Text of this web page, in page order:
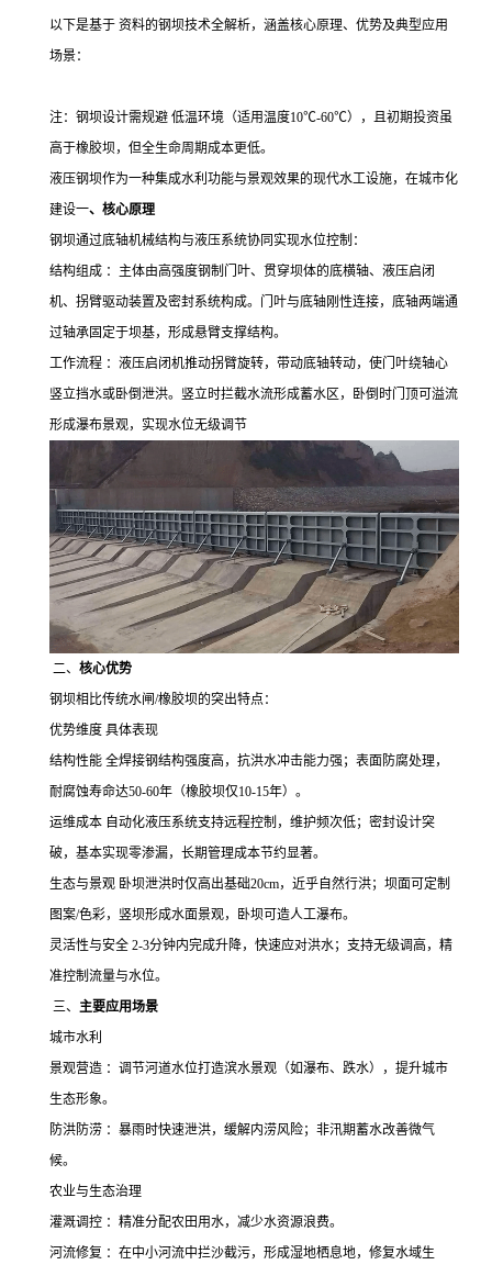
以下是基于 资料的钢坝技术全解析，涵盖核心原理、优势及典型应用
场景：
注：钢坝设计需规避 低温环境（适用温度10℃-60℃），且初期投资虽
高于橡胶坝，但全生命周期成本更低。
液压钢坝作为一种集成水利功能与景观效果的现代水工设施，在城市化
建设一、核心原理
钢坝通过底轴机械结构与液压系统协同实现水位控制：
结构组成 ：主体由高强度钢制门叶、贯穿坝体的底横轴、液压启闭
机、拐臂驱动装置及密封系统构成。门叶与底轴刚性连接，底轴两端通
过轴承固定于坝基，形成悬臂支撑结构。
工作流程 ：液压启闭机推动拐臂旋转，带动底轴转动，使门叶绕轴心
竖立挡水或卧倒泄洪。竖立时拦截水流形成蓄水区，卧倒时门顶可溢流
形成瀑布景观，实现水位无级调节
二、 核心优势
钢坝相比传统水闸 /橡胶坝的突出特点：
优势维度 具体表现
结构性能 全焊接钢结构强度高，抗洪水冲击能力强；表面防腐处理，
耐腐蚀寿命达50-60年（橡胶坝仅10-15年）。
运维成本 自动化液压系统支持远程控制，维护频次低；密封设计突
破，基本实现零渗漏，长期管理成本节约显著。
生态与景观 卧坝泄洪时仅高出基础20cm，近乎自然行洪；坝面可定制
图案/色彩，竖坝形成水面景观，卧坝可造人工瀑布。
灵活性与安全 2-3分钟内完成升降，快速应对洪水；支持无级调高，精
准控制流量与水位。
三、 主要应用场景
城市水利
景观营造 ：调节河道水位打造滨水景观（如瀑布、跌水），提升城市
生态形象。
防洪防涝 ：暴雨时快速泄洪，缓解内涝风险；非汛期蓄水改善微气
候。
农业与生态治理
灌溉调控 ：精准分配农田用水，减少水资源浪费。
河流修复 ：在中小河流中拦沙截污，形成湿地栖息地，修复水域生